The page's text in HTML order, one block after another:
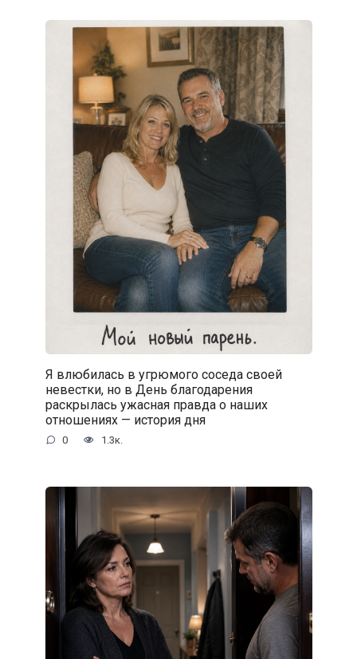
Я влюбилась в угрюмого соседа своей
невестки, но в День благодарения
раскрылась ужасная правда о наших
отношениях — история дня
0 1.3к.